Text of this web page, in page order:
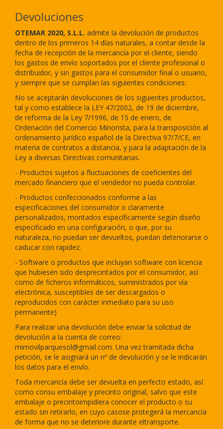
Devoluciones
OTEMAR 2020, S.L.L. admite la devolución de productos
dentro de los primeros 14 días naturales, a contar desde la
fecha de recepción de la mercancía por el cliente, siendo
los gastos de envío soportados por el cliente profesional o
distribuidor, y sin gastos para el consumidor final o usuario,
y siempre que se cumplan las siguientes condiciones:
No se aceptarán devoluciones de los siguientes productos,
tal y como establece la LEY 47/2002, de 19 de diciembre,
de reforma de la Ley 7/1996, de 15 de enero, de
Ordenación del Comercio Minorista, para la transposición al
ordenamiento jurídico español de la Directiva 97/7/CE, en
materia de contratos a distancia, y para la adaptación de la
Ley a diversas Directivas comunitarias.
- Productos sujetos a fluctuaciones de coeficientes del
mercado financiero que el vendedor no pueda controlar.
- Productos confeccionados conforme a las
especificaciones del consumidor o claramente
personalizados, montados específicamente según diseño
especificado en una configuración, o que, por su
naturaleza, no puedan ser devueltos, puedan deteriorarse o
caducar con rapidez.
- Software o productos que incluyan software con licencia
que hubiesen sido desprecintados por el consumidor, así
como de ficheros informáticos, suministrados por vía
electrónica, susceptibles de ser descargados o
reproducidos con carácter inmediato para su uso
permanente)
Para realizar una devolución debe enviar la solicitud de
devolución a la cuenta de correo:
mimovilparquesol@gmail.com. Una vez tramitada dicha
petición, se le asignará un nº de devolución y se le indicarán
los datos para el envío.
Toda mercancía debe ser devuelta en perfecto estado, así
como consu embalaje y precinto original, salvo que este
embalaje o precintoimpidiera conocer el producto o su
estado sin retirarlo, en cuyo casose protegerá la mercancía
de forma que no se deteriore durante eltransporte.